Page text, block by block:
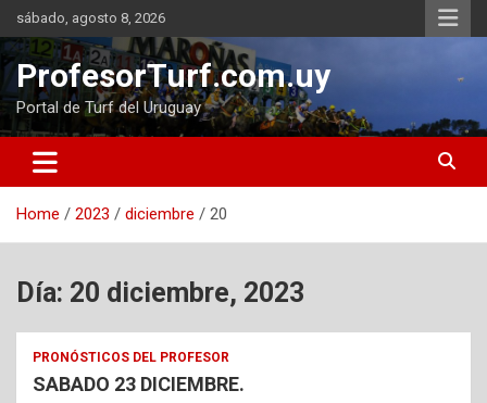
Skip
to
content
sábado, agosto 8, 2026
ProfesorTurf.com.uy
Portal de Turf del Uruguay
Home 2023 diciembre 20
Día: 20 diciembre, 2023
PRONÓSTICOS DEL PROFESOR
SABADO 23 DICIEMBRE.